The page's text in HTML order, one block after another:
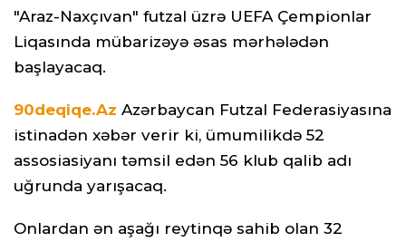
"Araz-Naxçıvan" futzal üzrə UEFA Çempionlar
Liqasında mübarizəyə əsas mərhələdən
başlayacaq.
90deqiqe.Az Azərbaycan Futzal Federasiyasına
istinadən xəbər verir ki, ümumilikdə 52
assosiasiyanı təmsil edən 56 klub qalib adı
uğrunda yarışacaq.
Onlardan ən aşağı reytinqə sahib olan 32